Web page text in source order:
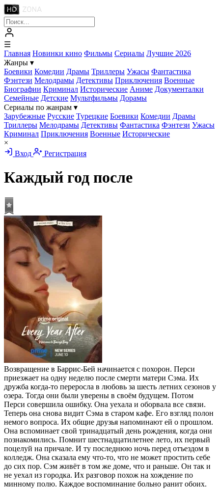
☰
Главная Новинки кино Фильмы Сериалы Лучшие 2026
Жанры ▾
Боевики Комедии Драмы Триллеры Ужасы Фантастика
Фэнтези Мелодрамы Детективы Приключения Военные
Биографии Криминал Исторические Аниме Документалки
Семейные Детские Мультфильмы Дорамы
Сериалы по жанрам ▾
Зарубежные Русские Турецкие Боевики Комедии Драмы
Триллеры Мелодрамы Детективы Фантастика Фэнтези Ужасы
Криминал Приключения Военные Исторические
×
Вход
Регистрация
Каждый год после
Возвращение в Баррис-Бей начинается с похорон. Перси
приезжает на одну неделю после смерти матери Сэма. Их
дружба когда-то переросла в любовь за шесть летних сезонов у
озера. Тогда они были уверены в своём будущем. Потом
Перси совершила ошибку. Она уехала и оборвала все связи.
Теперь она снова видит Сэма в старом кафе. Его взгляд полон
немого вопроса. Их общие друзья напоминают ей о прошлом.
Она вспоминает свой тринадцатый день рождения, когда они
познакомились. Помнит шестнадцатилетнее лето, их первый
поцелуй на причале. И ту последнюю ночь перед отъездом в
колледж. Она сказала ему что-то, что не может простить себе
до сих пор. Сэм живёт в том же доме, что и раньше. Он так и
не уехал из городка. Их разговор похож на хождение по
минному полю. Каждое воспоминание больно ранит обоих.